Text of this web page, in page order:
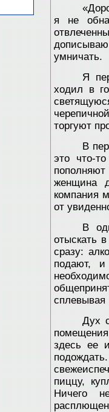
я не
умничать.
Я
ходил в
торгуют
В
это что-
женщина
компания
от
В
отыскать
сразу:
подают, и
сплевывая
Дух
здесь ее
пиццу,
Ничего